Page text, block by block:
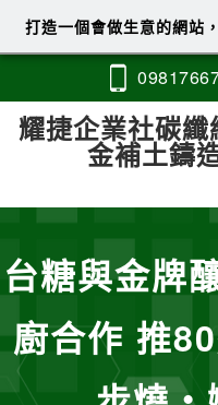
0981766
耀捷企業社碳
金補土鑄
台糖與金牌
廚合作 推
打造一個會做生意的網站